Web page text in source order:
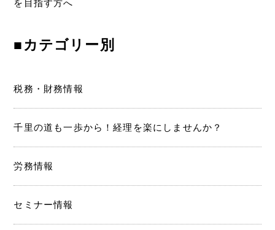
を目指す方へ
■カテゴリー別
税務・財務情報
千里の道も一歩から！経理を楽にしませんか？
労務情報
セミナー情報